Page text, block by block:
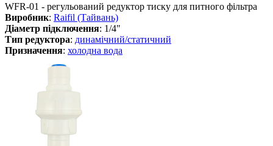
WFR-01 - регульований редуктор тиску для питного фільтра
Виробник: Raifil (Тайвань)
Діаметр підключення: 1/4"
Тип редуктора: динамічний/статичний
Призначення: холодна вода